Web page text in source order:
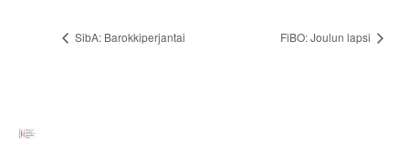
SibA: Barokkiperjantai FiBO: Joulun lapsi